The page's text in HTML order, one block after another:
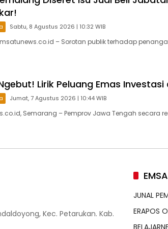
Sabtu, 8 Agustus 2026 | 10:32 WIB
Emsatunews.co.id – Sorotan publik terhadap
Lirik Peluang Emas Investasi
Jumat, 7 Agustus 2026 | 10:44 WIB
Semarang – Pemprov Jawa Tengah secara
Kec. Petarukan. Kab.
JUNAL
ERAPOS